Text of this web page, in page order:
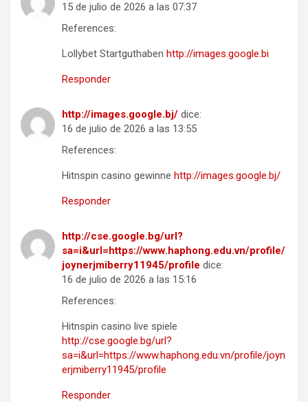
15 de julio de 2026 a las 07:37
References:
Lollybet Startguthaben http://images.google.bi
Responder
http://images.google.bj/ dice:
16 de julio de 2026 a las 13:55
References:
Hitnspin casino gewinne http://images.google.bj/
Responder
http://cse.google.bg/url?
sa=i&url=https://www.haphong.edu.vn/profile/
joynerjmiberry11945/profile dice:
16 de julio de 2026 a las 15:16
References:
Hitnspin casino live spiele
http://cse.google.bg/url?
sa=i&url=https://www.haphong.edu.vn/profile/joyn
erjmiberry11945/profile
Responder